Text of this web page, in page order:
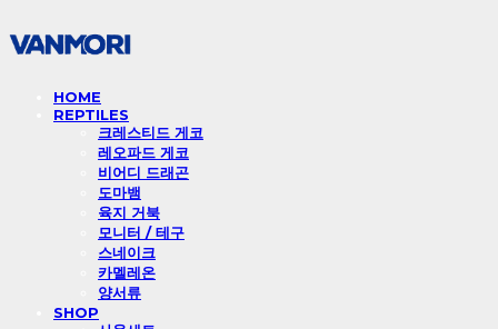
HOME
REPTILES
크레스티드 게코
레오파드 게코
비어디 드래곤
도마뱀
육지 거북
모니터 / 테구
스네이크
카멜레온
양서류
SHOP